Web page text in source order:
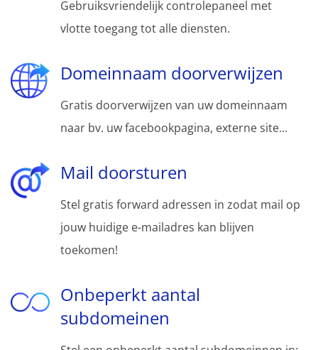
Gebruiksvriendelijk controlepaneel met
vlotte toegang tot alle diensten.
Domeinnaam doorverwijzen
Gratis doorverwijzen van uw domeinnaam
naar bv. uw facebookpagina, externe site...
Mail doorsturen
Stel gratis forward adressen in zodat mail op
jouw huidige e-mailadres kan blijven
toekomen!
Onbeperkt aantal
subdomeinen